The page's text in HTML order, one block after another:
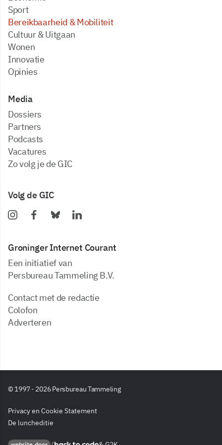
Sport
Bereikbaarheid & Mobiliteit
Cultuur & Uitgaan
Wonen
Innovatie
Opinies
Media
dossiers
partners
podcasts
vacatures
zo volg je de GIC
Volg de GIC
Groninger Internet Courant
Een initiatief van
Persbureau Tammeling B.V.
Contact met de redactie
Colofon
Adverteren
© 1997 - 2026 Persbureau Tammeling
Privacy en Cookie Statement
De luncheditie